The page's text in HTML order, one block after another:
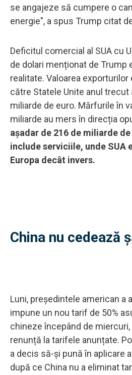
se angajeze să cumpere o
energie", a spus Trump citat
Deficitul comercial al SUA cu
de dolari menționat de Trump
realitate. Valoarea
către Statele Unite anul trecut
miliarde de euro. Mărfurile în
miliarde au mers în direcția
așadar de 216 de miliarde
include serviciile, unde SUA
Europa decât invers.
China nu cedează
Luni, președintele american a
impune un nou tarif de 50%
chineze începând de
renunță la tarifele anunțate.
a decis să-și pună în aplicare
după ce China nu a eliminat